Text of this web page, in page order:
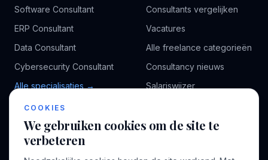
Software Consultant
ERP Consultant
Data Consultant
Cybersecurity Consultant
Alle specialisaties →
Consultants vergelijken
Vacatures
Alle freelance categorieën
Consultancy nieuws
Salariswijzer
BEDRIJF
COOKIES
We gebruiken cookies om de site te
verbeteren